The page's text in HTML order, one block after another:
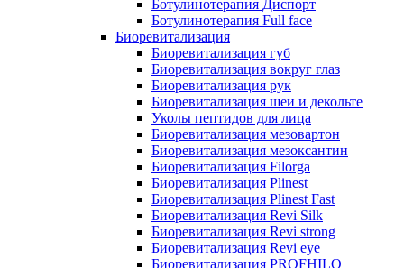
Ботулинотерапия Диспорт
Ботулинотерапия Full face
Биоревитализация
Биоревитализация губ
Биоревитализация вокруг глаз
Биоревитализация рук
Биоревитализация шеи и декольте
Уколы пептидов для лица
Биоревитализация мезовартон
Биоревитализация мезоксантин
Биоревитализация Filorga
Биоревитализация Plinest
Биоревитализация Plinest Fast
Биоревитализация Revi Silk
Биоревитализация Revi strong
Биоревитализация Revi eye
Биоревитализация PROFHILO